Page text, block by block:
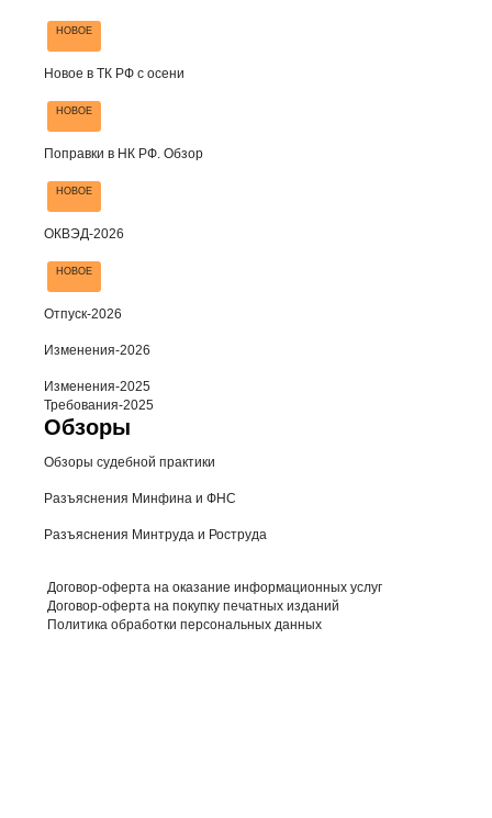
НОВОЕ
Новое в ТК РФ с осени
НОВОЕ
Поправки в НК РФ. Обзор
НОВОЕ
ОКВЭД-2026
НОВОЕ
Отпуск-2026
Изменения-2026
Изменения-2025
Требования-2025
Обзоры
Обзоры судебной практики
Разъяснения Минфина и ФНС
Разъяснения Минтруда и Роструда
Договор-оферта на оказание информационных услуг
Договор-оферта на покупку печатных изданий
Политика обработки персональных данных